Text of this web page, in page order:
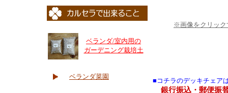
ベランダ/室内用の
ガーデニング栽培土
ベランダ菜園
※画像をクリック
■コチラのデッキチェア
銀行振込・郵便振